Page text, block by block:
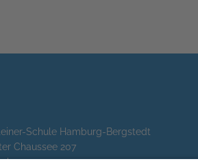
Schule Hamburg-Bergstedt
Chaussee 207